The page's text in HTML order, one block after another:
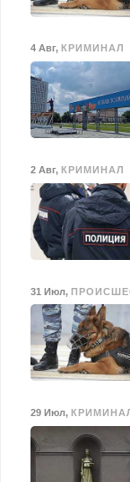
4 Авг, КРИМИНАЛ
2 Авг, КРИМИНАЛ
31 Июл,
29 Июл,